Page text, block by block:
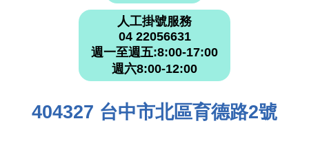
人工掛號服務
04 22056631
週一至週五:8:00-17:00
週六8:00-12:00
404327 台中市北區育德路2號